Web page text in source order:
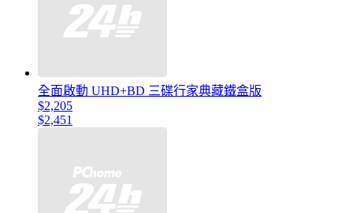
全面啟動 UHD+BD 三碟行家典藏鐵盒版
$2,205
$2,451